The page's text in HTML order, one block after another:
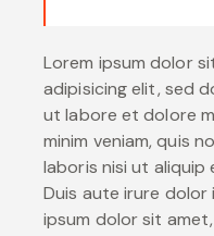
Lorem ipsum dolor
adipisicing elit, sed
ut labore et dolore
minim veniam, quis
laboris nisi ut
Duis aute irure dolor
ipsum dolor sit